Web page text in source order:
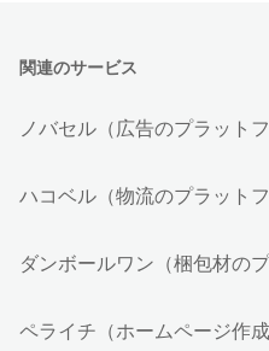
関連のサービス
ノバセル（広告のプラットフ
ハコベル（物流のプラットフ
ダンボールワン（梱包材の
ペライチ（ホームページ作